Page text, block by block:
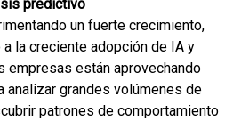
predictivo
un fuerte crecimiento,
la creciente adopción de IA y
empresas están aprovechando
analizar grandes volúmenes de
patrones de comportamiento